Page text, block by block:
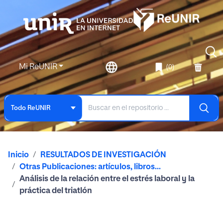
Mi ReUNIR (0)
Todo ReUNIR
Inicio
RESULTADOS DE INVESTIGACIÓN
Otras Publicaciones: artículos, libros...
Análisis de la relación entre el estrés laboral y la
práctica del triatlón